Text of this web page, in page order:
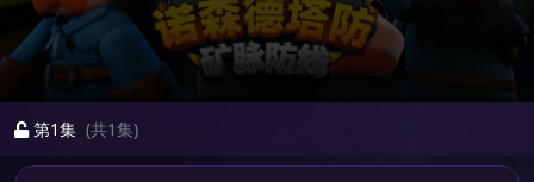
Video
第1集 (共1集)